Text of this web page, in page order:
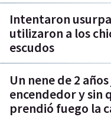
Intentaron
utilizaron a los
escudos
Un nene de 2
encendedor y sin
prendió fuego la